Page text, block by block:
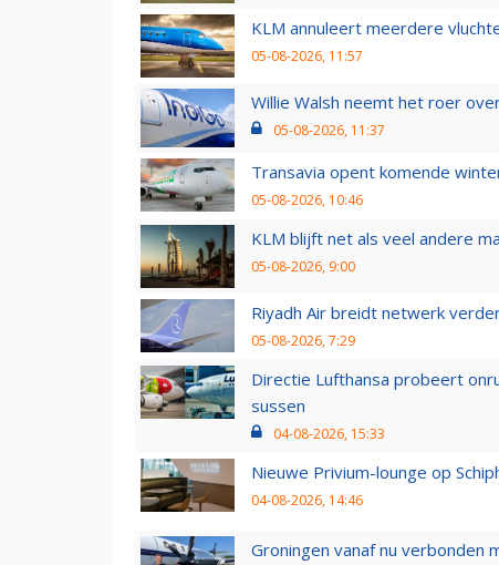
KLM annuleert meerdere
05-08-2026, 11:57
Willie Walsh neemt het roer
05-08-2026, 11:37
Transavia opent komende
05-08-2026, 10:46
KLM blijft net als veel andere
05-08-2026, 9:00
Riyadh Air breidt netwerk
05-08-2026, 7:29
Directie Lufthansa probeert
sussen
04-08-2026, 15:33
Nieuwe Privium-lounge op
04-08-2026, 14:46
Groningen vanaf nu verbonden